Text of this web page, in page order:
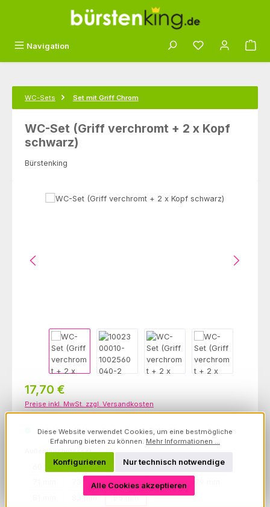
Zum Hauptinhalt springen
Navigation Du hast 0
WC-Sets Set mit Griff Chrom
WC-Set (Griff verchromt + 2 x Kopf
schwarz)
Bürstenking
Bildergalerie überspringen
Regulärer Preis:
17,70 €
Preise inkl. MwSt. zzgl. Versandkosten
Sofort verfügbar, Lieferzeit: 1-5 Werktage
Außendurchmesserauswählen
60 mm 63 mm 65 mm 67 mm
69 mm
73 mm 75 mm 77 mm
83 mm 85 mm
Diese Website verwendet Cookies, um eine bestmögliche
Erfahrung bieten zu können. Mehr Informationen ...
Nur technisch notwendige
Konfigurieren
Alle Cookies akzeptieren